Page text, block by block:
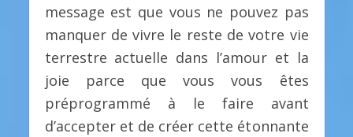
message est que vous ne pouvez pas
manquer de vivre le reste de votre vie
terrestre actuelle dans l’amour et la
joie parce que vous vous êtes
préprogrammé à le faire avant
d’accepter et de créer cette étonnante